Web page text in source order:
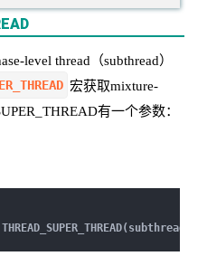
level thread（subthread）
宏获取mixture-
有一个参数：